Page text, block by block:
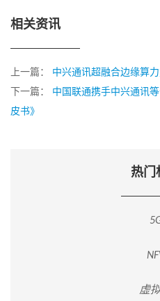
相关资讯
上一篇： 中兴通讯超融合边缘算
下一篇： 中国联通携手中兴通讯
皮书》
热门
虚